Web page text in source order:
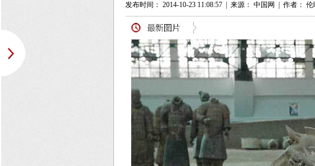
发布时间： 2014-10-23 11:08:57 来源： 中国网 作者： 伦